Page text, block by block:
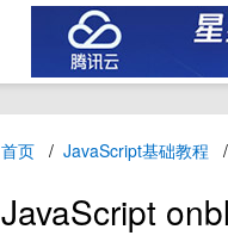
首页 JavaScript基础教程
JavaScript